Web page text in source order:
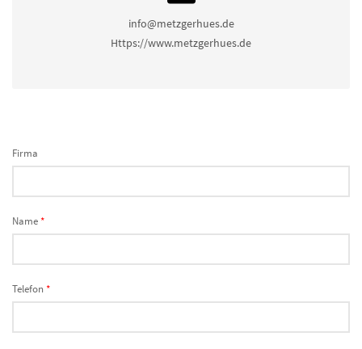
info@metzgerhues.de
Https://www.metzgerhues.de
Firma
Name*
Telefon *